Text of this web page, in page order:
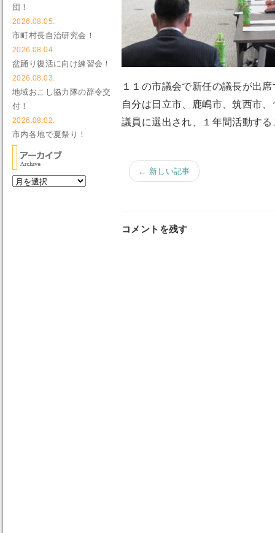
１１の市議会で新任の議長が出
自分は日立市、鹿嶋市、筑西市
議員に選出され、１年間活動す
← 新しい記事
コメントを残す
団！
2026.08.05.
市町村長自治研究会！
2026.08.04.
盆踊り復活に向け練習会！
2026.08.03.
地域おこし協力隊の辞令交
付！
2026.08.02.
市内各地で夏祭り！